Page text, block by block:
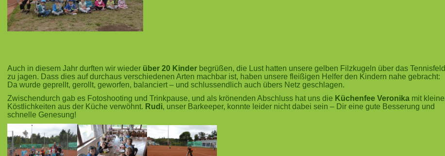
Auch in diesem Jahr durften wir wieder über 20 Kinder begrüßen, die Lust hatten unsere gelben Filzkugeln über das Tennisfeld
zu jagen. Dass dies auf durchaus verschiedenen Arten machbar ist, haben unsere fleißigen Helfer den Kindern nahe gebracht:
Da wurde geprellt, gerollt, geworfen, balanciert – und schlussendlich auch übers Netz geschlagen.
Zwischendurch gab es Fotoshooting und Trinkpause, und als krönenden Abschluss hat uns die Küchenfee Veronika mit
Köstlichkeiten aus der Küche verwöhnt. Rudi, unser Barkeeper, konnte leider nicht dabei sein – Dir eine gute Besserung und
schnelle Genesung!